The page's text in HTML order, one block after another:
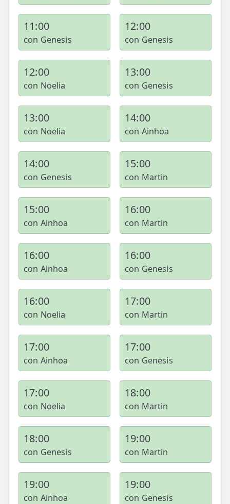
11:00
con Genesis
12:00
con Genesis
12:00
con Noelia
13:00
con Genesis
13:00
con Noelia
14:00
con Ainhoa
14:00
con Genesis
15:00
con Martin
15:00
con Ainhoa
16:00
con Martin
16:00
con Ainhoa
16:00
con Genesis
16:00
con Noelia
17:00
con Martin
17:00
con Ainhoa
17:00
con Genesis
17:00
con Noelia
18:00
con Martin
18:00
con Genesis
19:00
con Martin
19:00
con Ainhoa
19:00
con Genesis